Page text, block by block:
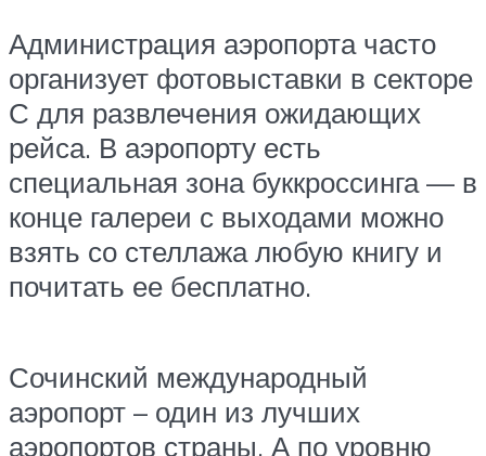
Администрация аэропорта часто
организует фотовыставки в секторе
С для развлечения ожидающих
рейса. В аэропорту есть
специальная зона буккроссинга — в
конце галереи с выходами можно
взять со стеллажа любую книгу и
почитать ее бесплатно.
Сочинский международный
аэропорт – один из лучших
аэропортов страны. А по уровню